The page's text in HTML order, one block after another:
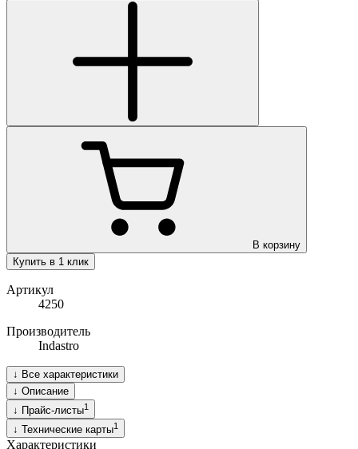
В корзину
Купить в 1 клик
Артикул
4250
Производитель
Indastro
↓ Все характеристики
↓ Описание
↓ Прайс-листы1
↓ Технические карты1
Характеристики